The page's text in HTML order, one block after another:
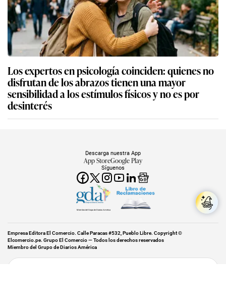
Los expertos en psicología coinciden: quienes no
disfrutan de los abrazos tienen una mayor
sensibilidad a los estímulos físicos y no es por
desinterés
Síguenos
Descarga nuestra App
App StoreGoogle Play
Miembro del Grupo de Diarios América
Empresa Editora El Comercio. Calle Paracas #532, Pueblo Libre. Copyright ©
Elcomercio.pe. Grupo El Comercio — Todos los derechos reservados
Miembro del Grupo de Diarios América